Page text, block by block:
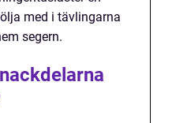
med i tävlingarna
segern.